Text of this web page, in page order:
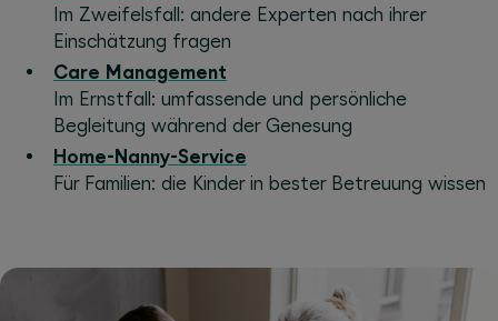
Im Zweifelsfall: andere Experten nach ihrer
Einschätzung fragen
Care Management
Im Ernstfall: umfassende und persönliche
Begleitung während der Genesung
Home-Nanny-Service
Für Familien: die Kinder in bester Betreuung wissen